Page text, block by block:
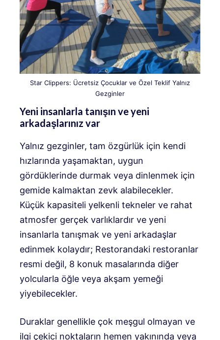
Star Clippers: Ücretsiz Çocuklar ve Özel Teklif Yalnız
Gezginler
Yeni insanlarla tanışın ve yeni
arkadaşlarınız var
Yalnız gezginler, tam özgürlük için kendi
hızlarında yaşamaktan, uygun
gördüklerinde durmak veya dinlenmek için
gemide kalmaktan zevk alabilecekler.
Küçük kapasiteli yelkenli tekneler ve rahat
atmosfer gerçek varlıklardır ve yeni
insanlarla tanışmak ve yeni arkadaşlar
edinmek kolaydır; Restorandaki restoranlar
resmi değil, 8 konuk masalarında diğer
yolcularla öğle veya akşam yemeği
yiyebilecekler.
Duraklar genellikle çok meşgul olmayan ve
ilgi çekici noktaların hemen yakınında veya